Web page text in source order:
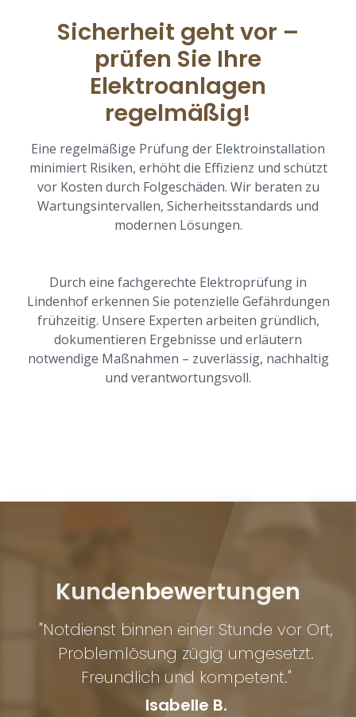
Sicherheit geht vor –
prüfen Sie Ihre
Elektroanlagen
regelmäßig!
Eine regelmäßige Prüfung der Elektroinstallation
minimiert Risiken, erhöht die Effizienz und schützt
vor Kosten durch Folgeschäden. Wir beraten zu
Wartungsintervallen, Sicherheitsstandards und
modernen Lösungen.
Durch eine fachgerechte Elektroprüfung in
Lindenhof erkennen Sie potenzielle Gefährdungen
frühzeitig. Unsere Experten arbeiten gründlich,
dokumentieren Ergebnisse und erläutern
notwendige Maßnahmen – zuverlässig, nachhaltig
und verantwortungsvoll.
Kundenbewertungen
"Notdienst binnen einer Stunde vor Ort,
Problemlösung zügig umgesetzt.
Freundlich und kompetent."
Isabelle B.